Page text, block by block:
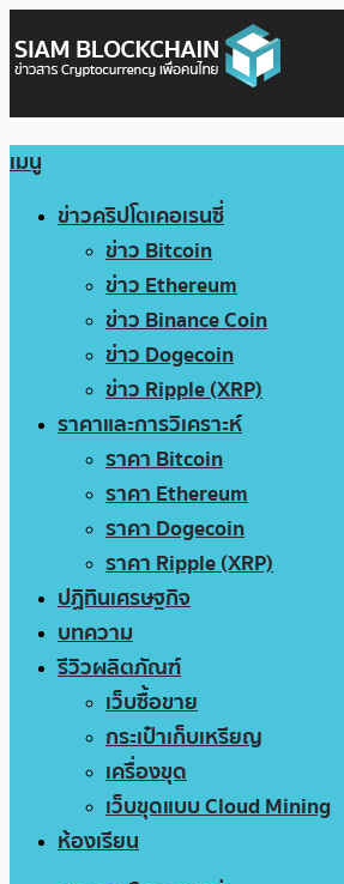
เมนู
ข่าวคริปโตเคอเรนซี่
ข่าว Bitcoin
ข่าว Ethereum
ข่าว Binance Coin
ข่าว Dogecoin
ข่าว Ripple (XRP)
ราคาและการวิเคราะห์
ราคา Bitcoin
ราคา Ethereum
ราคา Dogecoin
ราคา Ripple (XRP)
ปฏิทินเศรษฐกิจ
บทความ
รีวิวผลิตภัณฑ์
เว็บซื้อขาย
กระเป๋าเก็บเหรียญ
เครื่องขุด
เว็บขุดแบบ Cloud Mining
ห้องเรียน